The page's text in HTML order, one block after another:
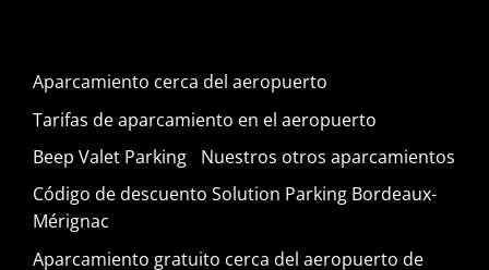
Aparcamiento cerca del aeropuerto
Tarifas de aparcamiento en el aeropuerto
Beep Valet Parking
Nuestros otros aparcamientos
Código de descuento Solution Parking Bordeaux-
Mérignac
Aparcamiento gratuito cerca del aeropuerto de